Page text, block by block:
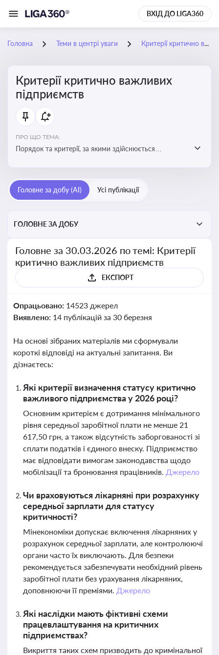
ВХІД ДО LIGA360
Головна Теми в центрі уваги Критерії критично важливих підприємств
Критерії критично важливих
підприємств
ПРО ЩО ТЕМА:
Порядок та критерії, за якими здійснюється
Головне за добу (AI) Усі публікації
ГОЛОВНЕ ЗА ДОБУ
Головне за 30.03.2026 по темі: Критерії
критично важливих підприємств
ЕКСПОРТ
Опрацьовано: 14523 джерел
Виявлено: 14 публікацій за 30 березня
На основі зібраних матеріалів ми сформували
короткі відповіді на актуальні запитання. Ви
дізнаєтесь:
Які критерії визначення статусу критично
важливого підприємства у 2026 році?
Основним критерієм є дотримання мінімального
рівня середньої заробітної плати не менше 21
617,50 грн, а також відсутність заборгованості зі
сплати податків і єдиного внеску. Підприємство
має відповідати вимогам законодавства щодо
мобілізації та бронювання працівників. Джерело
Чи враховуються лікарняні при розрахунку
середньої зарплати для статусу
критичності?
Мінекономіки допускає включення лікарняних у
розрахунок середньої зарплати, але контролюючі
органи часто їх виключають. Для безпеки
рекомендується забезпечувати необхідний рівень
заробітної плати без урахування лікарняних,
доповнюючи її преміями. Джерело
Які наслідки мають фіктивні схеми
працевлаштування на критичних
підприємствах?
Викриття таких схем призводить до кримінальної